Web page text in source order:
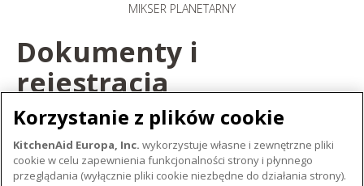
MIKSER PLANETARNY​
Dokumenty i
rejestracja
ZAREJESTRUJ SWÓJ PRODUKT
ZAREJESTRUJ PRODUKT
Korzystanie z plików cookie
KitchenAid Europa, Inc. wykorzystuje własne i zewnętrzne pliki
cookie w celu zapewnienia funkcjonalności strony i płynnego
przeglądania (wyłącznie pliki cookie niezbędne do działania strony).